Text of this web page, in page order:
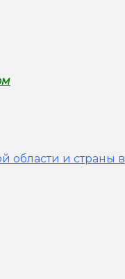
области и страны в